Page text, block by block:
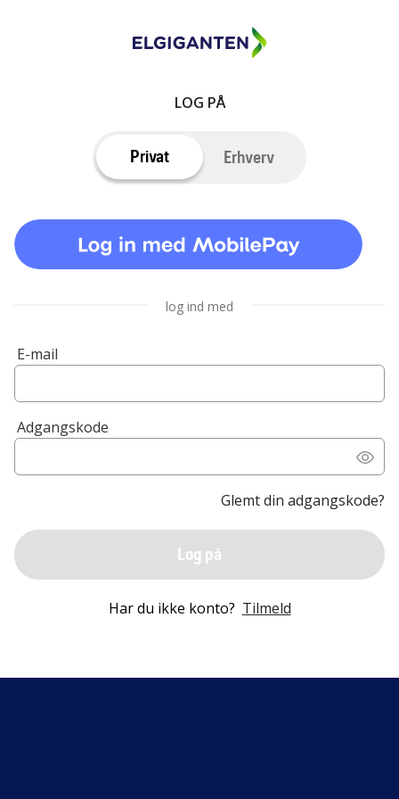
LOG PÅ
Privat Erhverv
log ind med
E-mail
Adgangskode
Glemt din adgangskode?
Log på
Har du ikke konto? Tilmeld